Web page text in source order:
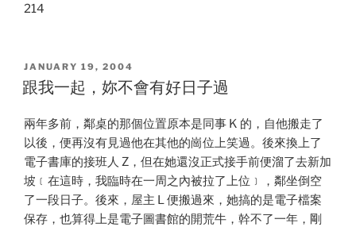
214
POSTED
ON
JANUARY 19, 2004
跟我一起，妳不會有好日子過
兩年多前，鄰桌的那個位置原本是同事 K 的，自他搬走了
以後，便再沒有見過他在其他的崗位上笑過。後來換上了
電子書庫的接班人 Z，但在她還沒正式接手前便溜了去新加
坡﹝在這時，我臨時在一周之內被拉了上位﹞，鄰坐倒空
了一段日子。後來，屋主 L 便搬過來，她搞的是電子檔案
保存，也算得上是電子圖書館的開荒牛，幹不了一年，剛